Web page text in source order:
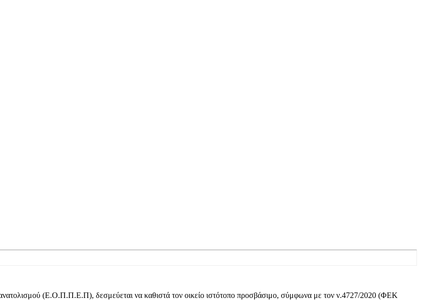
(Ε.Ο.Π.Π.Ε.Π), δεσμεύεται να καθιστά τον οικείο ιστότοπο προσβάσιμο, σύμφωνα με τον ν.4727/2020 (ΦΕΚ